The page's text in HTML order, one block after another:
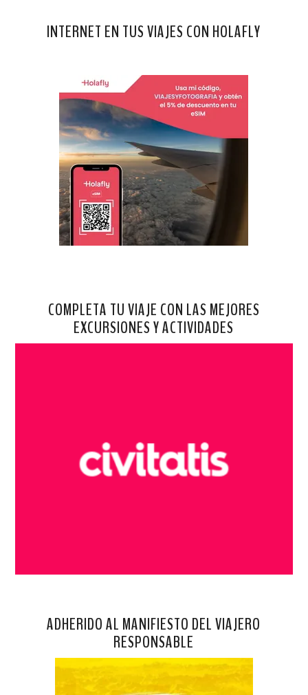
INTERNET EN TUS VIAJES CON HOLAFLY
COMPLETA TU VIAJE CON LAS MEJORES
EXCURSIONES Y ACTIVIDADES
ADHERIDO AL MANIFIESTO DEL VIAJERO
RESPONSABLE